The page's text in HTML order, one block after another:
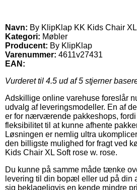
Navn: By KlipKlap KK Kids Chair
Kategori: Møbler
Producent: By KlipKlap
Varenummer: 4611v27431
EAN:
Vurderet til 4.5 ud af 5 stjerner
Adskillige online varehuse foreslår
udvalg af leveringsmodeller. En af
er for nærværende pakkeshops, fordi
fleksibilitet til at kunne afhente
Løsningen er nemlig ultra
den billigste mulighed for fragt ved
Kids Chair XL Soft rose w. rose.
Du kunne på samme måde tænke
levering til din bopæl eller ud på din
sig beklageligvis en kende mindre